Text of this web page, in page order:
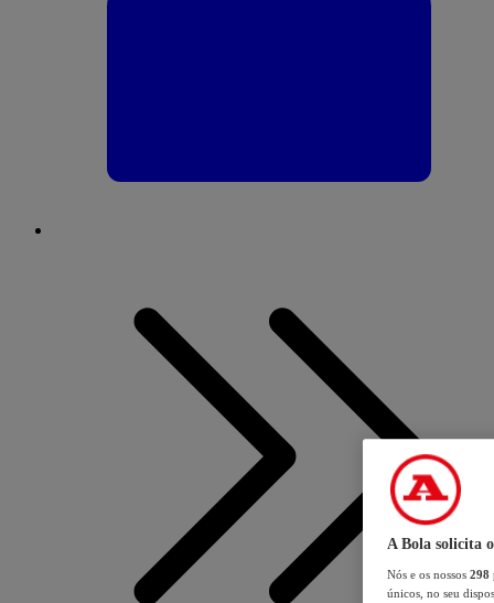
A Bola solicita
Nós e os nossos 298
únicos, no seu